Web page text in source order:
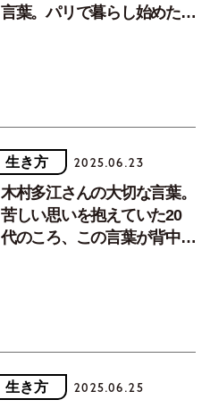
言葉。パリで暮らし始めたと
生き方 2025.06.23
木村多江さんの大切な言葉。
苦しい思いを抱えていた20
代のころ、この言葉が背中を
生き方 2025.06.25